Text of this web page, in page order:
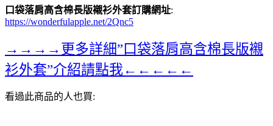
口袋落肩高含棉長版襯衫外套訂購網址:
https://wonderfulapple.net/2Qnc5
→→→→更多詳細”口袋落肩高含棉長版襯
衫外套”介紹請點我←←←←←
看過此商品的人也買: